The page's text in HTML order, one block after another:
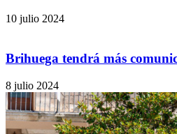
10 julio 2024
Brihuega tendrá más
8 julio 2024